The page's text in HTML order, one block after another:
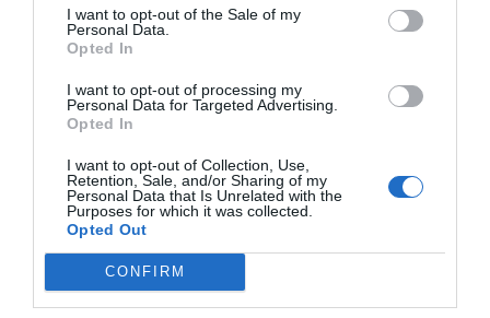
I want to opt-out of the Sale of my
Personal Data.
Opted In
I want to opt-out of processing my
Personal Data for Targeted Advertising.
Opted In
I want to opt-out of Collection, Use,
Retention, Sale, and/or Sharing of my
Personal Data that Is Unrelated with the
Purposes for which it was collected.
Opted Out
CONFIRM
családjaiknak, akik ebbe az intézménybe
járnak majd.
A Hely.huoktatással kapcsolatos híreit itt
olvashatják!